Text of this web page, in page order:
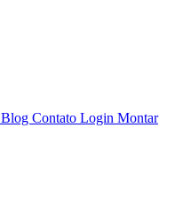
Blog Contato Login Montar